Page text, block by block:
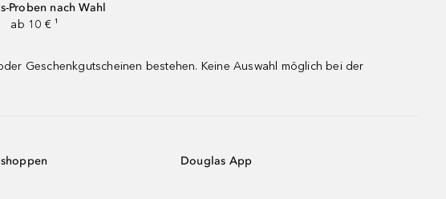
Proben nach Wahl
ab 10 € ¹
Geschenkgutscheinen bestehen. Keine Auswahl möglich bei der
Douglas App